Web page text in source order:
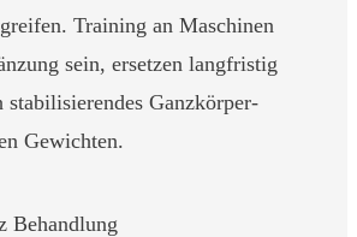
Training an Maschinen
sein, ersetzen langfristig
Ganzkörper-
Gewichten.